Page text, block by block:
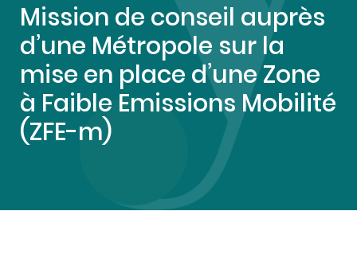
Mission de conseil auprès
d’une Métropole sur la
mise en place d’une Zone
à Faible Emissions Mobilité
(ZFE-m)